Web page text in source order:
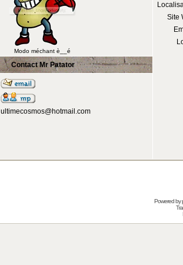
Modo méchant è__é
Site
Contact Mr Patator
ultimecosmos@hotmail.com
Powered by